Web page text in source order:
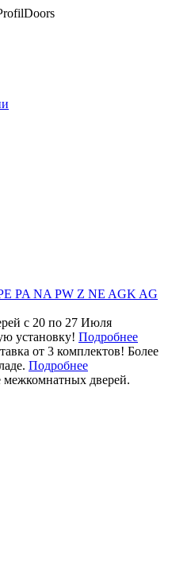
PA NA PW Z NE AGK AG
c 20 по 27 Июля
установку! Подробнее
от 3 комплектов! Более
Подробнее
дверей.